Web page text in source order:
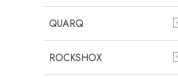
QUARQ
ROCKSHOX